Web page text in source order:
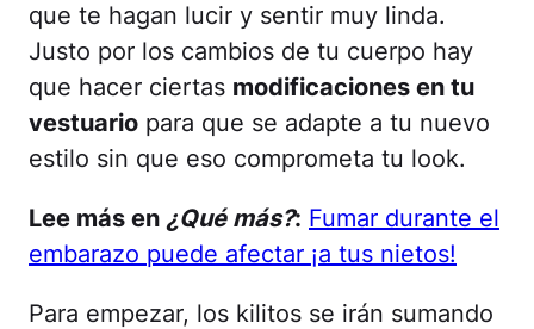
que te hagan lucir y sentir muy linda.
Justo por los cambios de tu cuerpo hay
que hacer ciertas modificaciones en tu
vestuario para que se adapte a tu nuevo
estilo sin que eso comprometa tu look.
Lee más en ¿Qué más?: Fumar durante el
embarazo puede afectar ¡a tus nietos!
Para empezar, los kilitos se irán sumando